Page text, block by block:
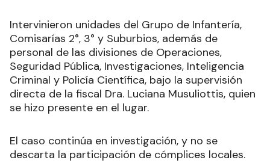
Intervinieron unidades del Grupo de Infantería,
Comisarías 2°, 3° y Suburbios, además de
personal de las divisiones de Operaciones,
Seguridad Pública, Investigaciones, Inteligencia
Criminal y Policía Científica, bajo la supervisión
directa de la fiscal Dra. Luciana Musuliottis, quien
se hizo presente en el lugar.
El caso continúa en investigación, y no se
descarta la participación de cómplices locales.